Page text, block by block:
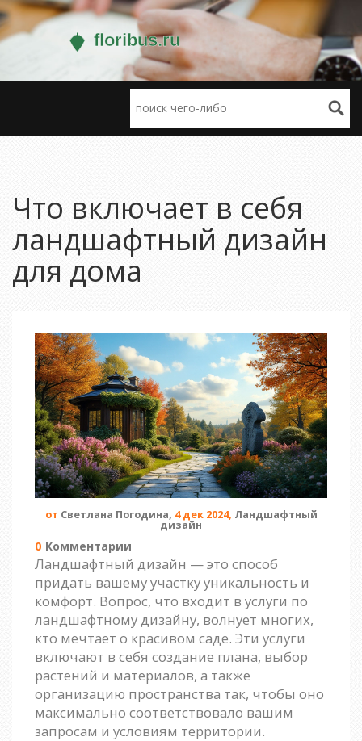
Что включает в себя
ландшафтный дизайн
для дома
от Светлана Погодина, 4 дек 2024, Ландшафтный
дизайн
0 Комментарии
Ландшафтный дизайн — это способ
придать вашему участку уникальность и
комфорт. Вопрос, что входит в услуги по
ландшафтному дизайну, волнует многих,
кто мечтает о красивом саде. Эти услуги
включают в себя создание плана, выбор
растений и материалов, а также
организацию пространства так, чтобы оно
максимально соответствовало вашим
запросам и условиям территории.